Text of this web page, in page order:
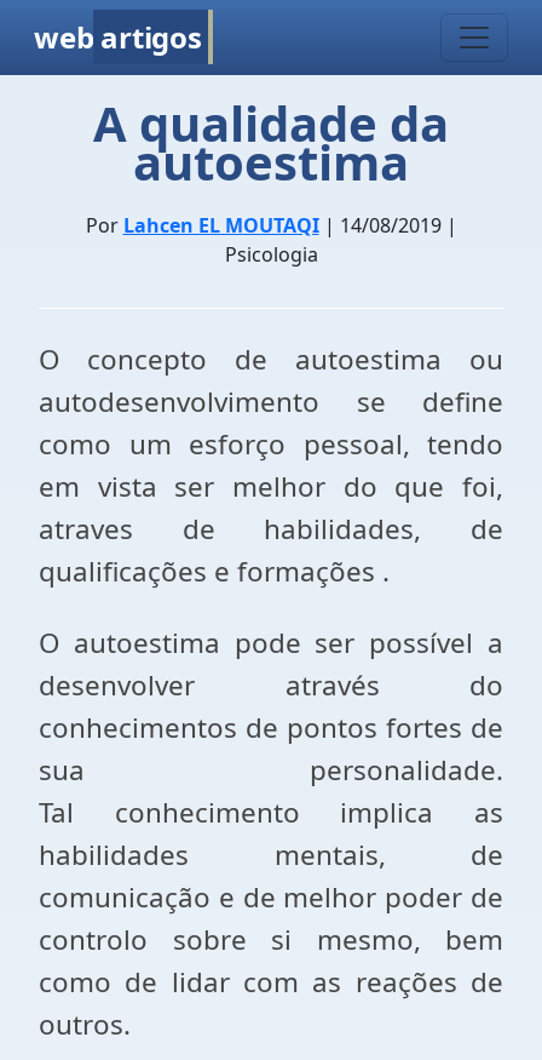
web artigos
A qualidade da
autoestima
Por Lahcen EL MOUTAQI| 14/08/2019 |
Psicologia
O concepto de autoestima ou
autodesenvolvimento se define
como um esforço pessoal, tendo
em vista ser melhor do que foi,
atraves de habilidades, de
qualificações e formações .
O autoestima pode ser possível a
desenvolver através do
conhecimentos de pontos fortes de
sua personalidade.
Tal conhecimento implica as
habilidades mentais, de
comunicação e de melhor poder de
controlo sobre si mesmo, bem
como de lidar com as reações de
outros.